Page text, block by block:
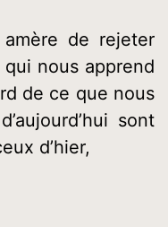
de rejeter
nous apprend
de ce que nous
sont
d’hier,